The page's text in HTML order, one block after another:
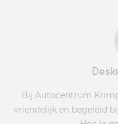
Bij Autocentrum
vriendelijk en begeleid